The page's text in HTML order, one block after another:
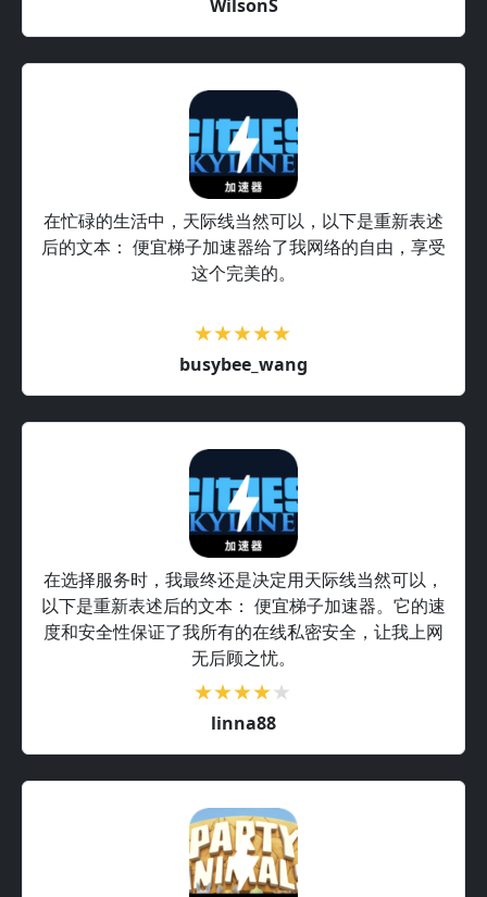
WilsonS
在忙碌的生活中，天际线当然可以，以下是重新表述
后的文本： 便宜梯子加速器给了我网络的自由，享受
这个完美的。
busybee_wang
在选择服务时，我最终还是决定用天际线当然可以，
以下是重新表述后的文本： 便宜梯子加速器。它的速
度和安全性保证了我所有的在线私密安全，让我上网
无后顾之忧。
linna88